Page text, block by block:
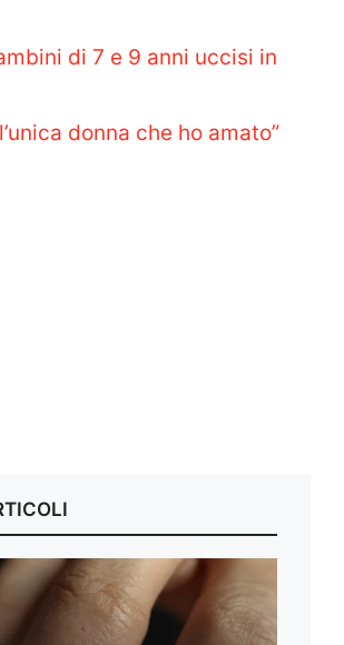
di 7 e 9 anni uccisi in
donna che ho amato”